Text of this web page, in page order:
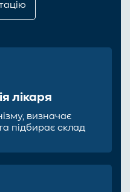
лікаря
підбирає склад